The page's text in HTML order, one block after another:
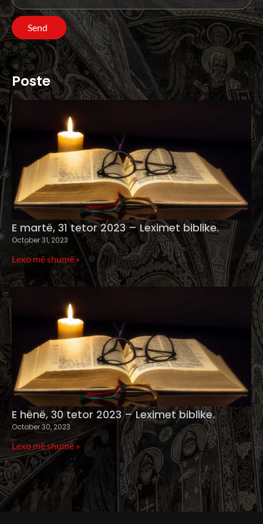
Send
Poste
E martë, 31 tetor 2023 – Leximet biblike.
October 31, 2023
Lexo më shumë »
E hënë, 30 tetor 2023 – Leximet biblike.
October 30, 2023
Lexo më shumë »